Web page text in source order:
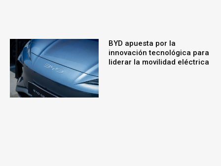
BYD apuesta por la
innovación tecnológica para
liderar la movilidad eléctrica